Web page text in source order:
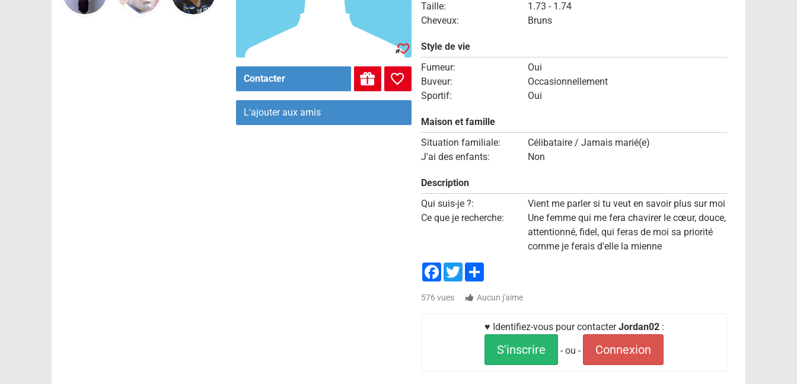
Contacter
L'ajouter aux amis
Taille:
1.73 - 1.74
Cheveux:
Bruns
Style de vie
Fumeur:
Oui
Buveur:
Occasionnellement
Sportif:
Oui
Maison et famille
Situation familiale:
Célibataire / Jamais marié(e)
J'ai des enfants:
Non
Description
Qui suis-je ?:
Vient me parler si tu veut en savoir plus sur moi
Ce que je recherche:
Une femme qui me fera chavirer le cœur, douce,
attentionné, fidel, qui feras de moi sa priorité
comme je ferais d'elle la mienne
Facebook
TwitterShare
576 vues Aucun j'aime
♥ Identifiez-vous pour contacterJordan02:
S'inscrire - ou - Connexion